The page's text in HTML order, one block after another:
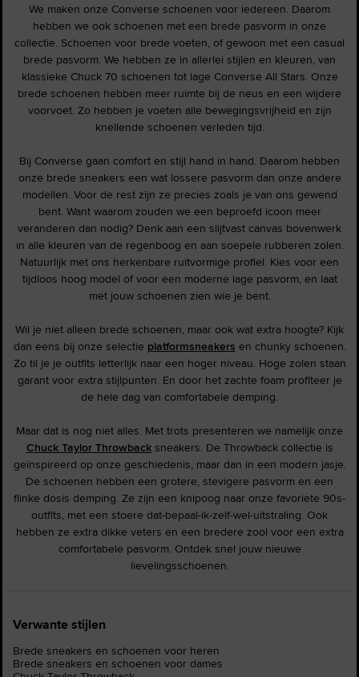
We maken onze Converse schoenen voor iedereen. Daarom
hebben we ook schoenen met een brede pasvorm in onze
collectie. Schoenen voor brede voeten, of gewoon met een casual
brede pasvorm. We hebben ze in allerlei stijlen en kleuren, van
klassieke Chuck 70 schoenen tot lage Converse All Stars. Onze
brede schoenen hebben meer ruimte bij de neus en een wijdere
voorvoet. Zo hebben je voeten alle bewegingsvrijheid en zijn
knellende schoenen verleden tijd.
Bij Converse gaan comfort en stijl hand in hand. Daarom hebben
onze brede sneakers een wat lossere pasvorm dan onze andere
modellen. Voor de rest zijn ze precies zoals je van ons gewend
bent. Want waarom zouden we een beproefd icoon meer
veranderen dan nodig? Denk aan een slijtvast canvas bovenwerk
in alle kleuren van de regenboog en aan soepele rubberen zolen.
Natuurlijk met ons herkenbare ruitvormige profiel. Kies voor een
tijdloos hoog model of voor een moderne lage pasvorm, en laat
met jouw schoenen zien wie je bent.
Wil je niet alleen brede schoenen, maar ook wat extra hoogte? Kijk
dan eens bij onze selectie platformsneakers en chunky schoenen.
Zo til je je outfits letterlijk naar een hoger niveau. Hoge zolen staan
garant voor extra stijlpunten. En door het zachte foam profiteer je
de hele dag van comfortabele demping.
Maar dat is nog niet alles. Met trots presenteren we namelijk onze
Chuck Taylor Throwbacksneakers. De Throwback collectie is
geïnspireerd op onze geschiedenis, maar dan in een modern jasje.
De schoenen hebben een grotere, stevigere pasvorm en een
flinke dosis demping. Ze zijn een knipoog naar onze favoriete 90s-
outfits, met een stoere dat-bepaal-ik-zelf-wel-uitstraling. Ook
hebben ze extra dikke veters en een bredere zool voor een extra
comfortabele pasvorm. Ontdek snel jouw nieuwe
lievelingsschoenen.
Verwante stijlen
Brede sneakers en schoenen voor heren
Brede sneakers en schoenen voor dames